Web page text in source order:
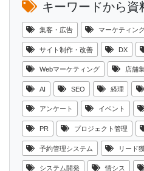
キーワードから資
集客・広告 マーケティン
サイト制作・改善 DX
Webマーケティング 店舗
AI SEO 経理
アンケート イベント
PR プロジェクト管理
予約管理システム リード
システム開発 情シス